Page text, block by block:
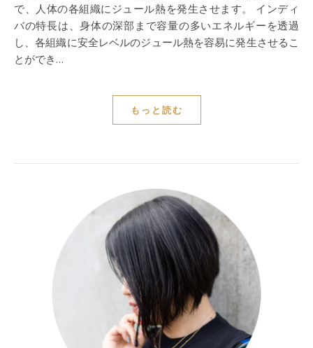
で、人体の各組織にジュール熱を発生させます。 インディ
バの特長は、身体の深部まで容量の多いエネルギーを透過
し、各組織に安全レベルのジュール熱を容易に発生させるこ
とができ…
もっと読む